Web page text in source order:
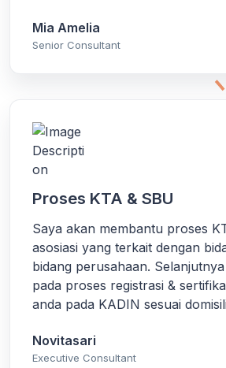
Mia Amelia
Senior Consultant
Proses KTA & SBU
Saya akan membantu proses
asosiasi yang terkait dengan
bidang perusahaan.
pada proses registrasi &
anda pada KADIN sesuai
Novitasari
Executive Consultant